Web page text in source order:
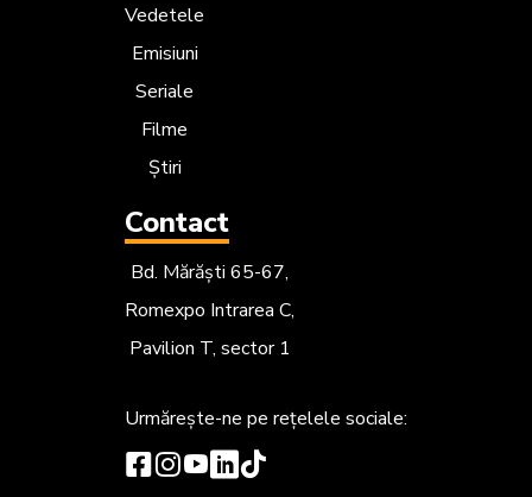
Vedetele
Emisiuni
Seriale
Filme
Știri
Contact
Bd. Mărăști 65-67,
Romexpo Intrarea C,
Pavilion T, sector 1
Urmărește-ne pe rețelele sociale: